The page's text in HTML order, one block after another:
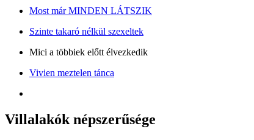
Most már MINDEN LÁTSZIK
Szinte takaró nélkül szexeltek
Mici a többiek előtt élvezkedik
Vivien meztelen tánca
Villalakók népszerűsége